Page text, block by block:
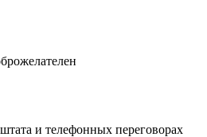
и телефонных переговорах